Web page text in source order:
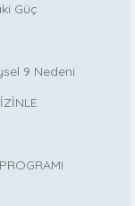
Güç
9 Nedeni